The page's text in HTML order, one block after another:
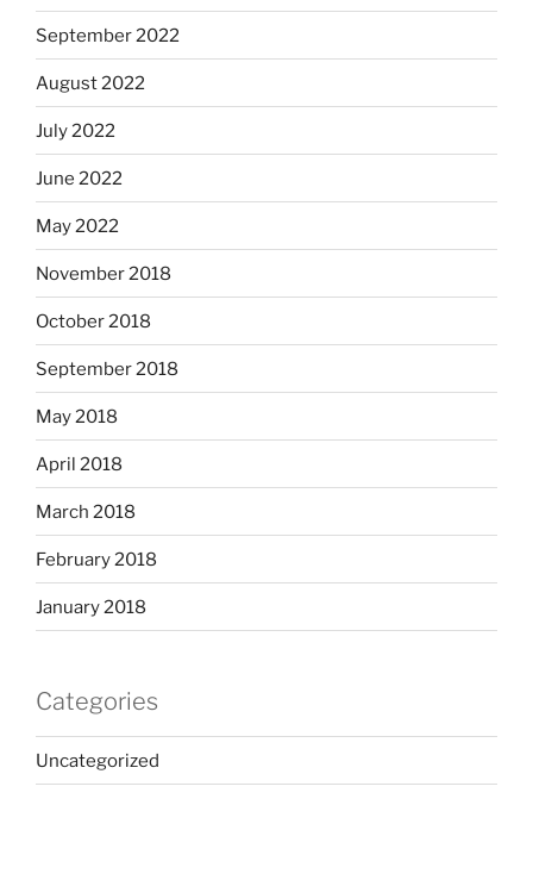
September 2022
August 2022
July 2022
June 2022
May 2022
November 2018
October 2018
September 2018
May 2018
April 2018
March 2018
February 2018
January 2018
Categories
Uncategorized